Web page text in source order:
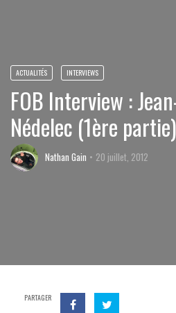
ACTUALITÉS INTERVIEWS
FOB Interview :
Nédelec (1ère
Nathan Gain 20 juillet, 2012
PARTAGER